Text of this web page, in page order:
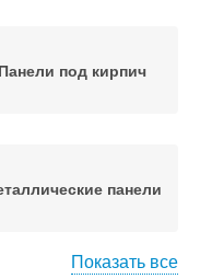
Панели под кирпич
панели
Показать все